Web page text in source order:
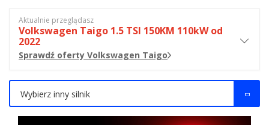
Aktualnie przeglądasz
Volkswagen Taigo 1.5 TSI 150KM 110kW od
2022
Sprawdź oferty Volkswagen Taigo
Wybierz inny silnik